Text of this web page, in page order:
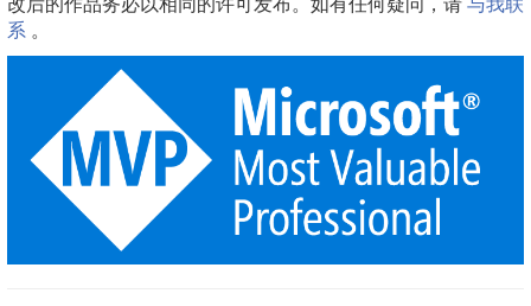
系 。